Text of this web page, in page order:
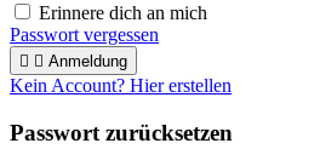
Erinnere dich an mich
Passwort vergessen
  Anmeldung
Kein Account? Hier erstellen
Passwort zurücksetzen